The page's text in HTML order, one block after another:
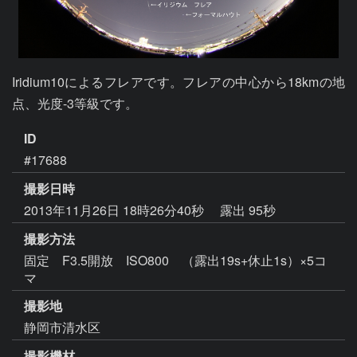
Iridium10によるフレアです。フレアの中心から18kmの地
点、光度-3等級です。
ID
#17688
撮影日時
2013年11月26日 18時26分40秒
露出 95秒
撮影方法
固定 F3.5開放 ISO800 （露出19s+休止1s）×5コ
マ
撮影地
静岡市清水区